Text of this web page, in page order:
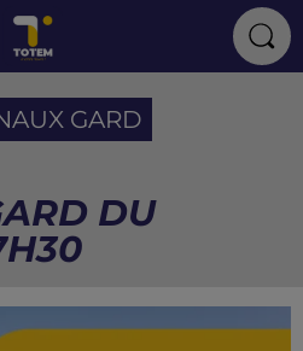
GARD
DU